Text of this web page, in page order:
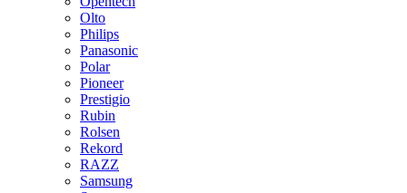
Olto
Philips
Panasonic
Polar
Pioneer
Prestigio
Rubin
Rolsen
Rekord
RAZZ
Samsung